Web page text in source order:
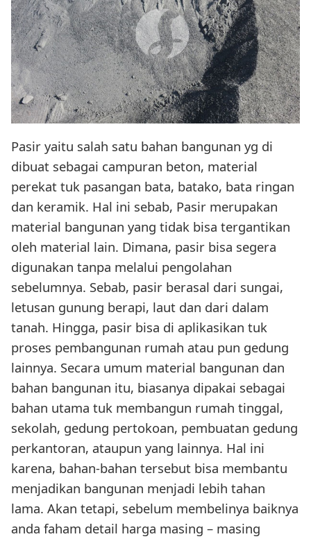
Pasir yaitu salah satu bahan bangunan yg di
dibuat sebagai campuran beton, material
perekat tuk pasangan bata, batako, bata ringan
dan keramik. Hal ini sebab, Pasir merupakan
material bangunan yang tidak bisa tergantikan
oleh material lain. Dimana, pasir bisa segera
digunakan tanpa melalui pengolahan
sebelumnya. Sebab, pasir berasal dari sungai,
letusan gunung berapi, laut dan dari dalam
tanah. Hingga, pasir bisa di aplikasikan tuk
proses pembangunan rumah atau pun gedung
lainnya. Secara umum material bangunan dan
bahan bangunan itu, biasanya dipakai sebagai
bahan utama tuk membangun rumah tinggal,
sekolah, gedung pertokoan, pembuatan gedung
perkantoran, ataupun yang lainnya. Hal ini
karena, bahan-bahan tersebut bisa membantu
menjadikan bangunan menjadi lebih tahan
lama. Akan tetapi, sebelum membelinya baiknya
anda faham detail harga masing – masing